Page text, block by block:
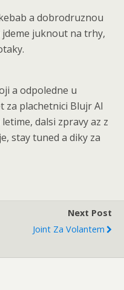
a dobrodruznou
jdeme juknout na trhy,
a odpoledne u
za plachetnici Blujr Al
dalsi zpravy az z
stay tuned a diky za
Next Post
Joint Za Volantem